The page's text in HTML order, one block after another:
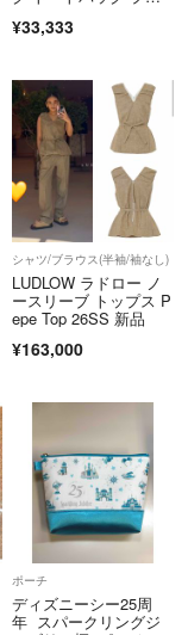
¥33,333
シャツ/ブラウス(半袖/袖なし)
LUDLOW ラドロー ノ
ースリーブ トップス P
epe Top 26SS 新品
¥163,000
ポーチ
ディズニーシー25周
年 スパークリングジ